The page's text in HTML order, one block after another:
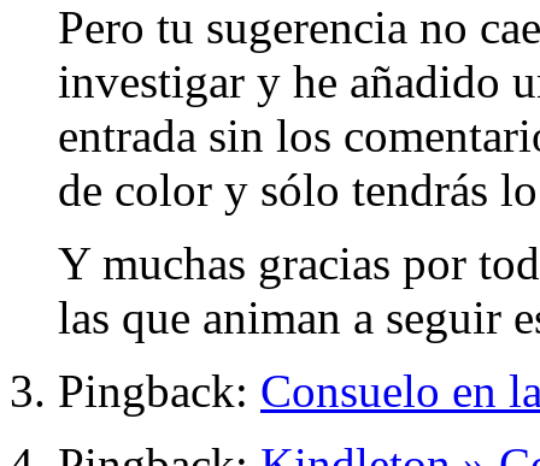
Pero tu sugerencia no
investigar y he añadido
entrada sin los
de color y sólo tendrás
Y muchas gracias por
las que animan a seguir
Pingback: Consuelo en